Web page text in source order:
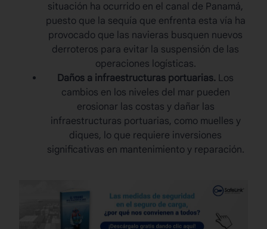
situación ha ocurrido en el canal de Panamá,
puesto que la sequía que enfrenta esta vía ha
provocado que las navieras busquen nuevos
derroteros para evitar la suspensión de las
operaciones logísticas.
Daños a infraestructuras portuarias. Los
cambios en los niveles del mar pueden
erosionar las costas y dañar las
infraestructuras portuarias, como muelles y
diques, lo que requiere inversiones
significativas en mantenimiento y reparación.